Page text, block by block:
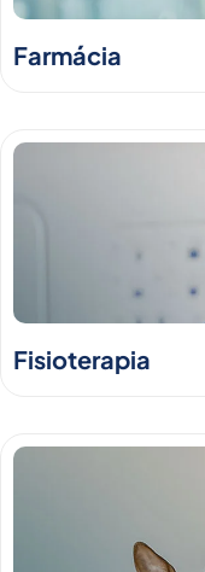
Farmácia
Fisioterapia